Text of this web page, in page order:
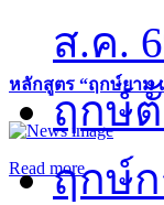
หลักสูตร “ฤกษ์ยาม
Read more
ส.ค.
ฤกษ์ตั้
ฤกษ์